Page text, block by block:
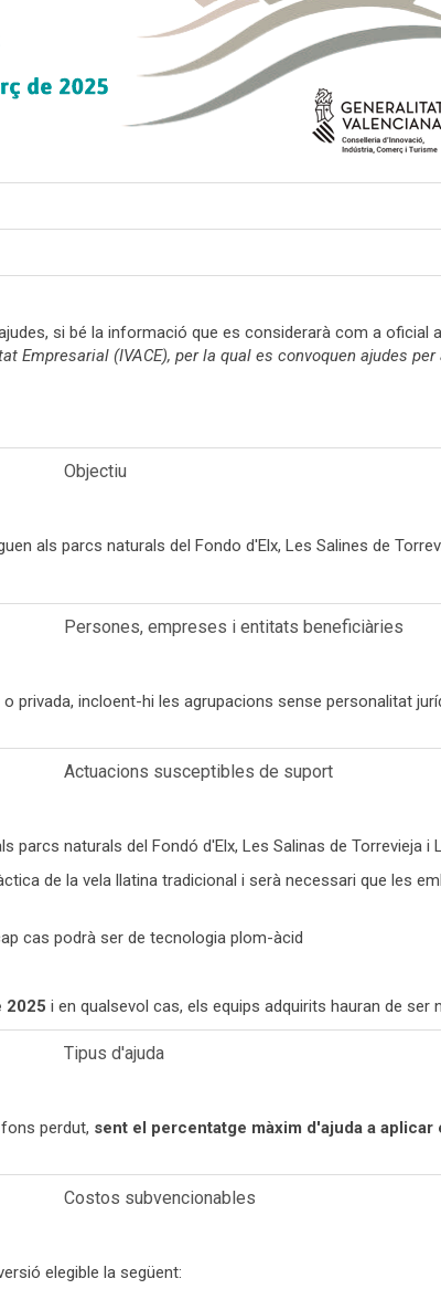
si bé la informació que es considerarà com a oficial
Empresarial (IVACE), per la qual es convoquen ajudes
Objectiu
als parcs naturals del Fondo d'Elx, Les Salines de
Persones, empreses i entitats beneficiàries
privada, incloent-hi les agrupacions sense personalitat
Actuacions susceptibles de suport
naturals del Fondó d'Elx, Les Salinas de Torrevieja i
de la vela llatina tradicional i serà necessari que les
cas podrà ser de tecnologia plom-àcid
2025 i en qualsevol cas, els equips adquirits hauran de ser
Tipus d'ajuda
perdut, sent el percentatge màxim d'ajuda a aplicar
Costos subvencionables
elegible la següent: